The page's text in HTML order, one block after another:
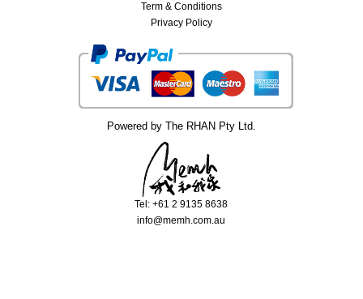
Term & Conditions
Privacy Policy
Powered by The RHAN Pty Ltd.
Tel: +61 2 9135 8638
info@memh.com.au